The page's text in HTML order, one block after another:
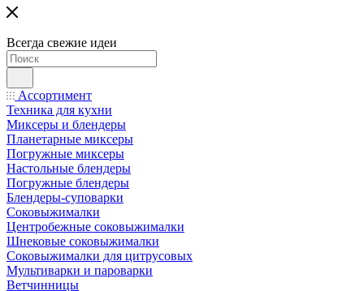
Всегда свежие идеи
Ассортимент
Техника для кухни
Миксеры и блендеры
Планетарные миксеры
Погружные миксеры
Настольные блендеры
Погружные блендеры
Блендеры-суповарки
Соковыжималки
Центробежные соковыжималки
Шнековые соковыжималки
Соковыжималки для цитрусовых
Мультиварки и пароварки
Ветчинницы